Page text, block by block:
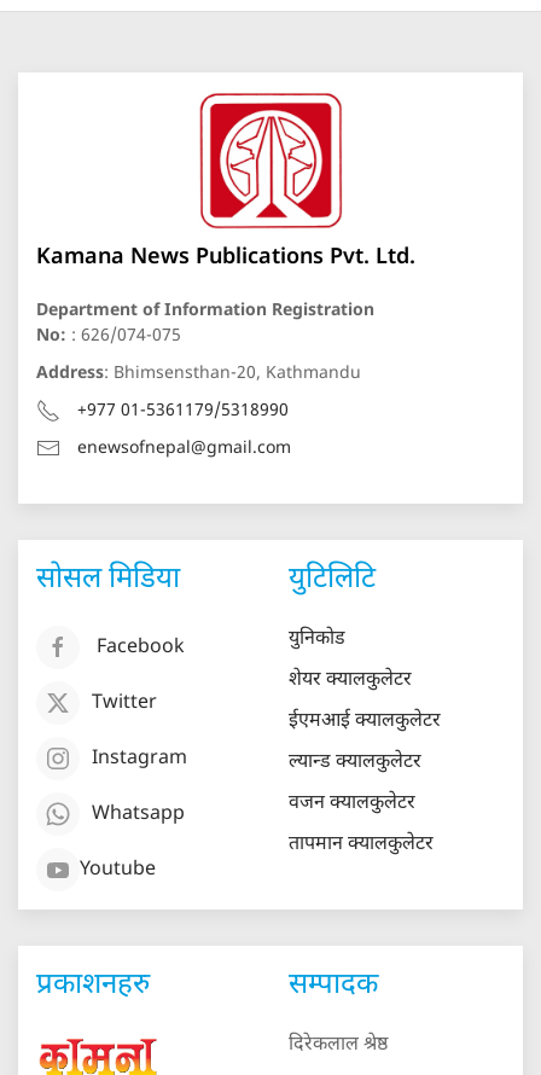
Kamana News Publications Pvt. Ltd.
Department of Information Registration
No: : 626/074-075
Address: Bhimsensthan-20, Kathmandu
+977 01-5361179/5318990
enewsofnepal@gmail.com
सोसल मिडिया
Facebook
Twitter
Instagram
Whatsapp
Youtube
युटिलिटि
युनिकोड
शेयर क्यालकुलेटर
ईएमआई क्यालकुलेटर
ल्यान्ड क्यालकुलेटर
वजन क्यालकुलेटर
तापमान क्यालकुलेटर
प्रकाशनहरु सम्पादक
दिरेकलाल श्रेष्ठ